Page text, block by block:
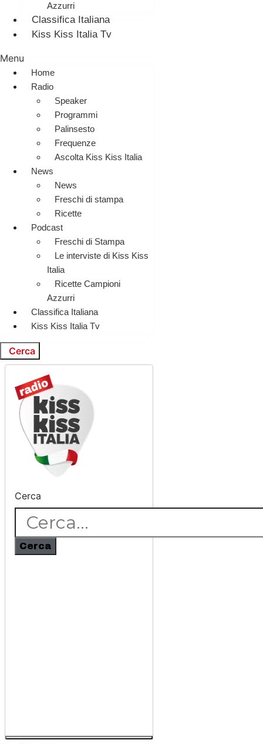
Azzurri
Classifica Italiana
Kiss Kiss Italia Tv
Menu
Home
Radio
Speaker
Programmi
Palinsesto
Frequenze
Ascolta Kiss Kiss Italia
News
News
Freschi di stampa
Ricette
Podcast
Freschi di Stampa
Le interviste di Kiss Kiss
Italia
Ricette Campioni
Azzurri
Classifica Italiana
Kiss Kiss Italia Tv
Cerca
Cerca
Cerca